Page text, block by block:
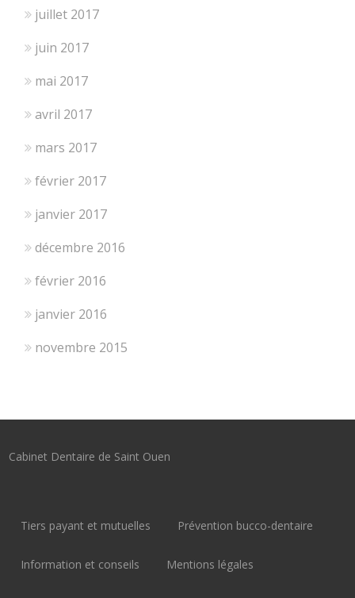
juillet 2017
juin 2017
mai 2017
avril 2017
mars 2017
février 2017
janvier 2017
décembre 2016
février 2016
janvier 2016
novembre 2015
Cabinet Dentaire de Saint Ouen
Tiers payant et mutuelles Prévention bucco-dentaire
Information et conseils Mentions légales